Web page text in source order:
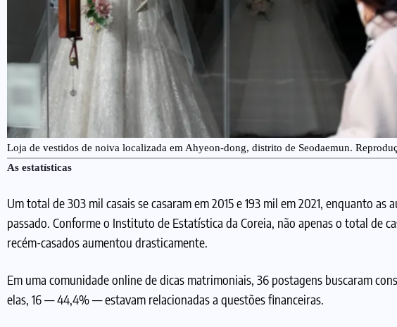
Loja de vestidos de noiva localizada em Ahyeon-dong, distrito de Seodaemun.
As estatísticas
Um total de 303 mil casais se casaram em 2015 e 193 mil em 2021, enquanto
passado. Conforme o Instituto de Estatística da Coreia, não apenas o total de
recém-casados aumentou drasticamente.
Em uma comunidade online de dicas matrimoniais, 36 postagens buscaram
elas, 16 — 44,4% — estavam relacionadas a questões financeiras.